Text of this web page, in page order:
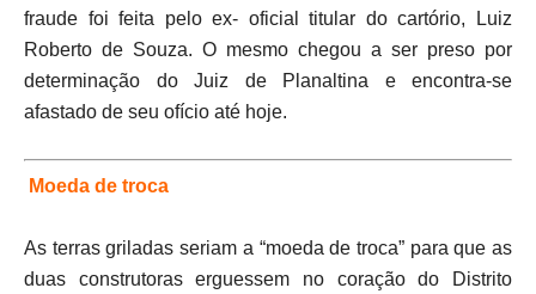
fraude foi feita pelo ex- oficial titular do cartório, Luiz
Roberto de Souza. O mesmo chegou a ser preso por
determinação do Juiz de Planaltina e encontra-se
afastado de seu ofício até hoje.
Moeda de troca
As terras griladas seriam a “moeda de troca” para que as
duas construtoras erguessem no coração do Distrito